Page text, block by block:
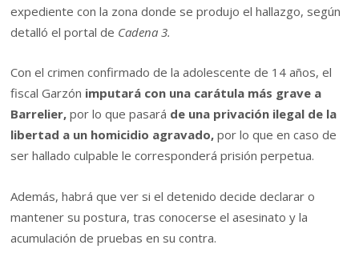
expediente con la zona donde se produjo el hallazgo, según
detalló el portal de Cadena 3.
Con el crimen confirmado de la adolescente de 14 años, el
fiscal Garzón imputará con una carátula más grave a
Barrelier, por lo que pasará de una privación ilegal de la
libertad a un homicidio agravado, por lo que en caso de
ser hallado culpable le corresponderá prisión perpetua.
Además, habrá que ver si el detenido decide declarar o
mantener su postura, tras conocerse el asesinato y la
acumulación de pruebas en su contra.